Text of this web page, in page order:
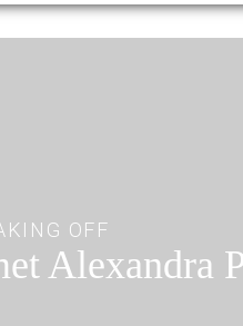
OFF
Alexandra